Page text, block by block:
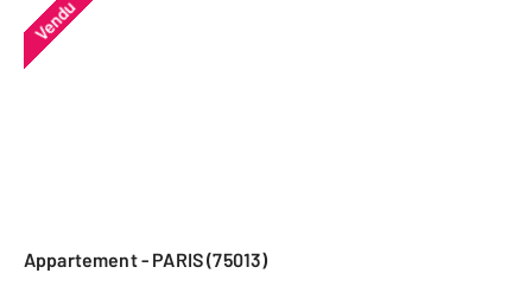
Vendu
Appartement - PARIS (75013)